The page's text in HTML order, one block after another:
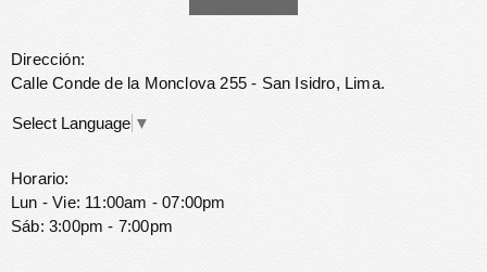
Dirección:
Calle Conde de la Monclova 255 - San Isidro, Lima.
Select Language ▼
Horario:
Lun - Vie: 11:00am - 07:00pm
Sáb: 3:00pm - 7:00pm